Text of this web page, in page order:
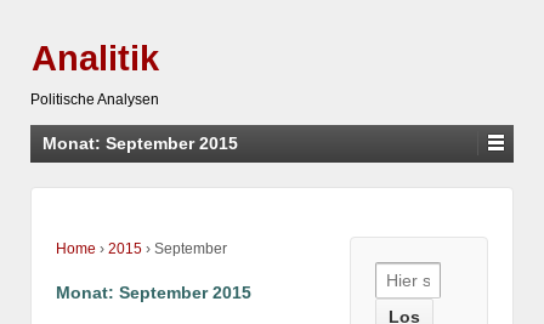
Analitik
Politische Analysen
Monat: September 2015
Home › 2015 › September
Monat: September 2015
Suche
nach: